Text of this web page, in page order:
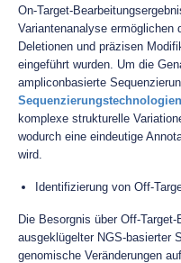
On-Target-
Variantenanalyse ermöglichen
Deletionen und präzisen
eingeführt wurden. Um die
ampliconbasierte
Sequenzierungstechnologien
komplexe strukturelle
wodurch eine eindeutige
wird.
Identifizierung von Off-
Die Besorgnis über Off-
ausgeklügelter NGS-basierter
genomische Veränderungen